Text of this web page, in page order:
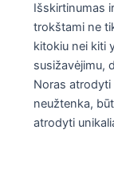
Išskirtinumas
trokštami ne
kitokiu nei kiti
susižavėjimu,
Noras
neužtenka,
atrodyti